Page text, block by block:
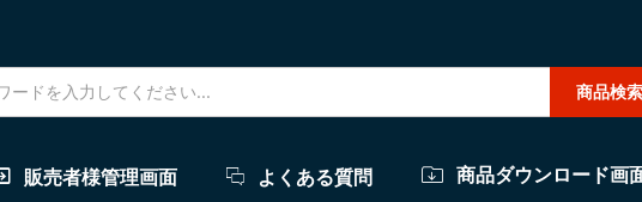
商品検索
販売者様管理画面 よくある質問 商品ダウンロード画